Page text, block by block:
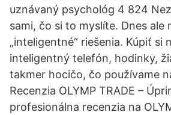
uznávaný psychológ 4 824
sami, čo si to myslíte. Dnes ale
„inteligentné“ riešenia. Kúpiť si
inteligentný telefón, hodinky,
takmer hocičo, čo používame
Recenzia OLYMP TRADE –
profesionálna recenzia na